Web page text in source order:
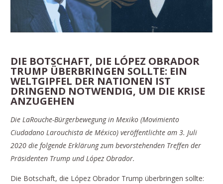
DIE BOTSCHAFT, DIE LÓPEZ OBRADOR
TRUMP ÜBERBRINGEN SOLLTE: EIN
WELTGIPFEL DER NATIONEN IST
DRINGEND NOTWENDIG, UM DIE KRISE
ANZUGEHEN
Die LaRouche-Bürgerbewegung in Mexiko (Movimiento
Ciudadano Larouchista de México) veröffentlichte am 3. Juli
2020 die folgende Erklärung zum bevorstehenden Treffen der
Präsidenten Trump und López Obrador.
Die Botschaft, die López Obrador Trump überbringen sollte: